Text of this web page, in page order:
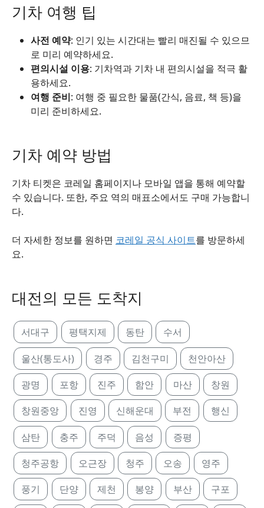
기차 여행 팁
사전 예약: 인기 있는 시간대는 빨리 매진될 수 있으므
로 미리 예약하세요.
편의시설 이용: 기차역과 기차 내 편의시설을 적극 활
용하세요.
여행 준비: 여행 중 필요한 물품(간식, 음료, 책 등)을
미리 준비하세요.
기차 예약 방법
기차 티켓은 코레일 홈페이지나 모바일 앱을 통해 예약할
수 있습니다. 또한, 주요 역의 매표소에서도 구매 가능합니
다.
더 자세한 정보를 원하면 코레일 공식 사이트를 방문하세
요.
대전의 모든 도착지
서대구 평택지제 동탄 수서
울산(통도사) 경주 김천구미 천안아산
광명 포항 진주 함안 마산 창원
창원중앙 진영 신해운대 부전 행신
삼탄 충주 주덕 음성 증평
청주공항 오근장 청주 오송 영주
풍기 단양 제천 봉양 부산 구포